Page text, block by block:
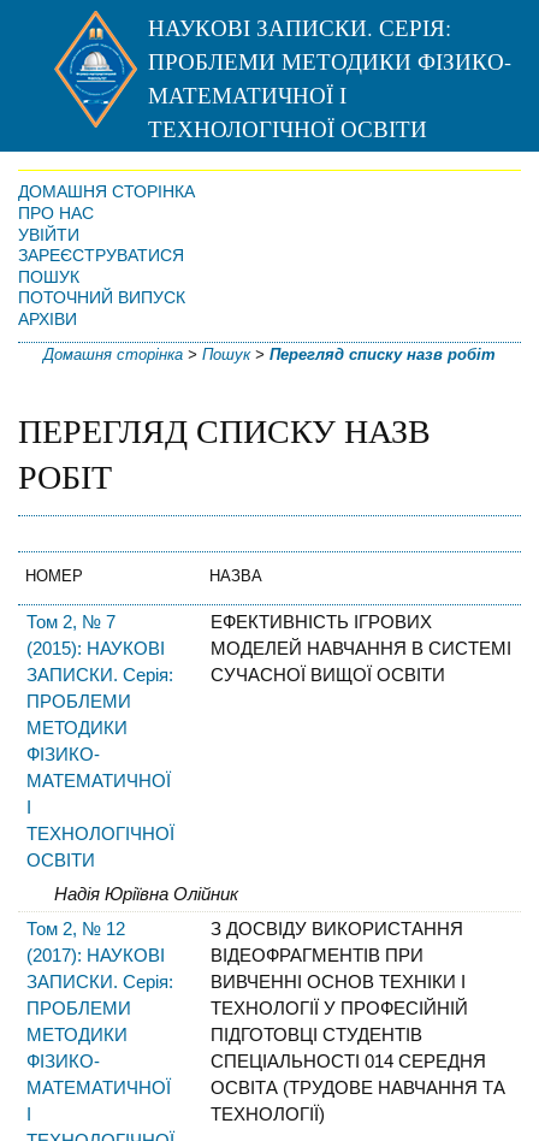
НАУКОВІ ЗАПИСКИ. СЕРІЯ:
ПРОБЛЕМИ МЕТОДИКИ ФІЗИКО-
МАТЕМАТИЧНОЇ І
ТЕХНОЛОГІЧНОЇ ОСВІТИ
ДОМАШНЯ СТОРІНКА
ПРО НАС
УВІЙТИ
ЗАРЕЄСТРУВАТИСЯ
ПОШУК
ПОТОЧНИЙ ВИПУСК
АРХІВИ
Домашня сторінка > Пошук> Перегляд списку назв робіт
ПЕРЕГЛЯД СПИСКУ НАЗВ
РОБІТ
НОМЕР НАЗВА
Том 2, № 7
(2015): НАУКОВІ
ЗАПИСКИ. Серія:
ПРОБЛЕМИ
МЕТОДИКИ
ФІЗИКО-
МАТЕМАТИЧНОЇ
І
ТЕХНОЛОГІЧНОЇ
ОСВІТИ
ЕФЕКТИВНІСТЬ ІГРОВИХ
МОДЕЛЕЙ НАВЧАННЯ В СИСТЕМІ
СУЧАСНОЇ ВИЩОЇ ОСВІТИ
Надія Юріївна Олійник
Том 2, № 12
(2017): НАУКОВІ
ЗАПИСКИ. Серія:
ПРОБЛЕМИ
МЕТОДИКИ
ФІЗИКО-
МАТЕМАТИЧНОЇ
І
З ДОСВІДУ ВИКОРИСТАННЯ
ВІДЕОФРАГМЕНТІВ ПРИ
ВИВЧЕННІ ОСНОВ ТЕХНІКИ І
ТЕХНОЛОГІЇ У ПРОФЕСІЙНІЙ
ПІДГОТОВЦІ СТУДЕНТІВ
СПЕЦІАЛЬНОСТІ 014 СЕРЕДНЯ
ОСВІТА (ТРУДОВЕ НАВЧАННЯ ТА
ТЕХНОЛОГІЇ)